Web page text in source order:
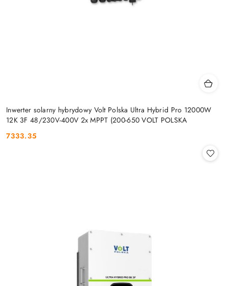
Inwerter solarny hybrydowy Volt Polska Ultra Hybrid Pro 12000W
12K 3F 48/230V-400V 2x MPPT (200-650 VOLT POLSKA
Cena:
7333.35